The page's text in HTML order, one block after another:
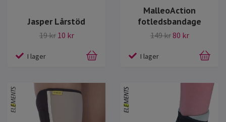
Jasper Lårstöd
19 kr 10 kr
I lager
MalleoAction
fotledsbandage
149 kr80 kr
I lager